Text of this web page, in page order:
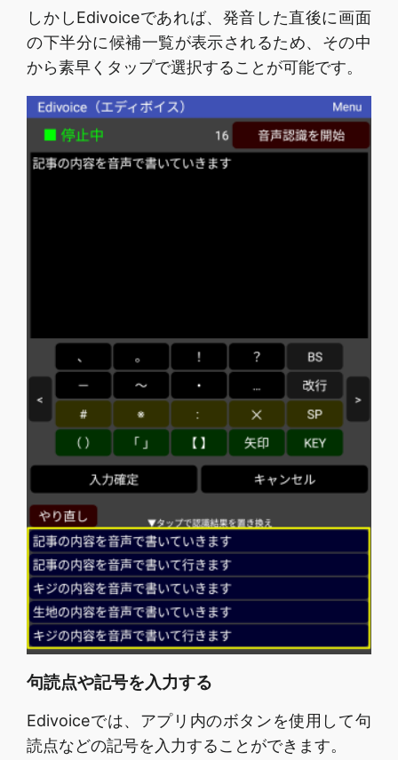
しかしEdivoiceであれば、発音した直後に画面
の下半分に候補一覧が表示されるため、その中
から素早くタップで選択することが可能です。
句読点や記号を入力する
Edivoiceでは、アプリ内のボタンを使用して句
読点などの記号を入力することができます。